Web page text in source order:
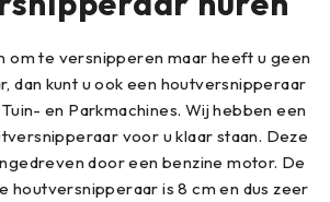
om te versnipperen maar heeft u geen
dan kunt u ook een houtversnipperaar
en Parkmachines. Wij hebben een
voor u klaar staan. Deze
door een benzine motor. De
houtversnipperaar is 8 cm en dus zeer